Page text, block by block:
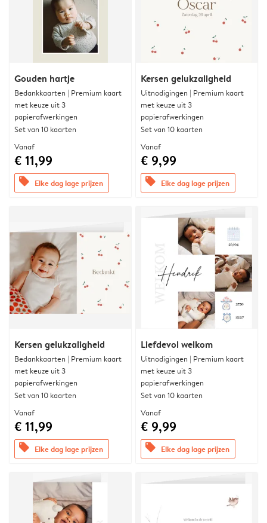
Gouden hartje
Bedankkaarten | Premium kaart
met keuze uit 3
papierafwerkingen
Set van 10 kaarten
Vanaf
€ 11,99
offers Elke dag lage prijzen
Kersen gelukzaligheid
Uitnodigingen | Premium kaart
met keuze uit 3
papierafwerkingen
Set van 10 kaarten
Vanaf
€ 9,99
offers Elke dag lage prijzen
Kersen gelukzaligheid
Bedankkaarten | Premium kaart
met keuze uit 3
papierafwerkingen
Set van 10 kaarten
Vanaf
€ 11,99
offers Elke dag lage prijzen
Liefdevol welkom
Uitnodigingen | Premium kaart
met keuze uit 3
papierafwerkingen
Set van 10 kaarten
Vanaf
€ 9,99
offers Elke dag lage prijzen